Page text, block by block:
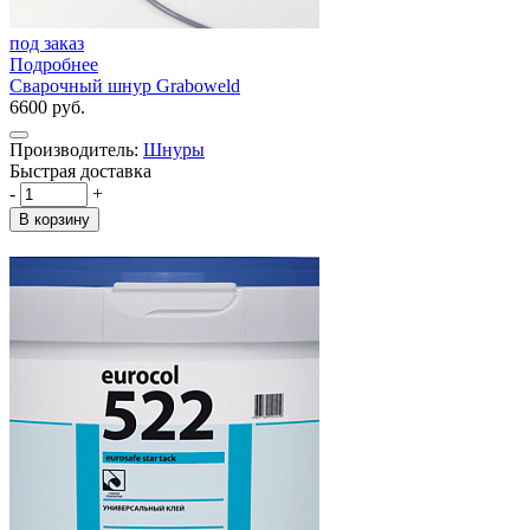
под заказ
Подробнее
Сварочный шнур Graboweld
6600 руб.
Производитель: Шнуры
Быстрая доставка
-
+
В корзину